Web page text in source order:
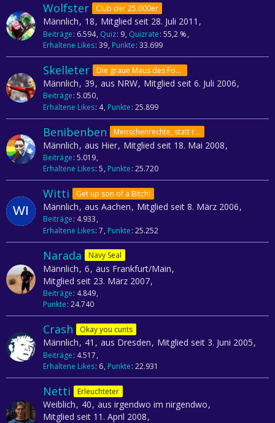
Wolfster Club der 25.000er
Männlich 18 Mitglied seit 28. Juli 2011
Beiträge 6.594 Quiz 9 Quizrate 55,2 %
Erhaltene Likes 39 Punkte 33.699
Skelleter Die graue Maus des Forums
Männlich 39 aus NRW Mitglied seit 6. Juli 2006
Beiträge 5.050
Erhaltene Likes 4 Punkte 25.899
Benibenben Menschenrechte, statt rechte Menschen!
Männlich aus Hier Mitglied seit 18. Mai 2008
Beiträge 5.019
Erhaltene Likes 5 Punkte 25.720
Witti Get up son of a Bitch!
Männlich aus Aachen Mitglied seit 8. März 2006
Beiträge 4.933
Erhaltene Likes 7 Punkte 25.252
Narada Navy Seal
Männlich 6 aus Frankfurt/Main
Mitglied seit 23. März 2007
Beiträge 4.849
Punkte 24.740
Crash Okay you cunts
Männlich 41 aus Dresden Mitglied seit 3. Juni 2005
Beiträge 4.517
Erhaltene Likes 6 Punkte 22.931
Netti Erleuchteter
Weiblich 40 aus irgendwo im nirgendwo
Mitglied seit 11. April 2008